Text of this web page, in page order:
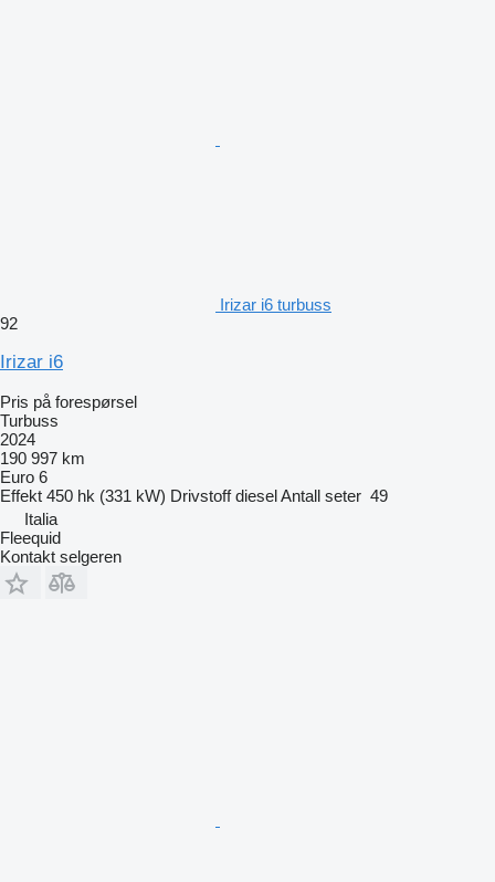
Irizar i6 turbuss
92
Irizar i6
Pris på forespørsel
Turbuss
2024
190 997 km
Euro 6
Effekt 450 hk (331 kW) Drivstoff dieselAntall seter 49
Italia
Fleequid
Kontakt selgeren